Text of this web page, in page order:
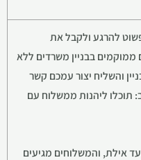
להרגע ולקבל את
בבניין משרדים ללא
והשליח יצור עמכם קשר
תוכלו ליהנות ממשלוח עם
אילת, והמשלוחים מגיעים